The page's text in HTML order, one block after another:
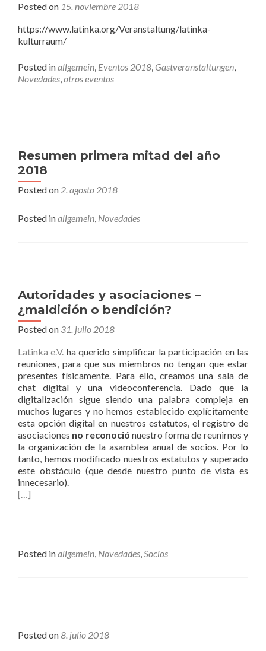
Posted on 15. noviembre 2018
https://www.latinka.org/Veranstaltung/latinka-
kulturraum/
Posted inallgemein, Eventos 2018, Gastveranstaltungen,
Novedades,otros eventos
Resumen primera mitad del año
2018
Posted on 2. agosto 2018
Posted inallgemein, Novedades
Autoridades y asociaciones –
¿maldición o bendición?
Posted on 31. julio 2018
Latinka e.V. ha querido simplificar la participación en las
reuniones, para que sus miembros no tengan que estar
presentes físicamente. Para ello, creamos una sala de
chat digital y una videoconferencia. Dado que la
digitalización sigue siendo una palabra compleja en
muchos lugares y no hemos establecido explícitamente
esta opción digital en nuestros estatutos, el registro de
asociaciones no reconoció nuestro forma de reunirnos y
la organización de la asamblea anual de socios. Por lo
tanto, hemos modificado nuestros estatutos y superado
este obstáculo (que desde nuestro punto de vista es
innecesario).
[…]
Posted inallgemein, Novedades,Socios
Posted on8. julio 2018